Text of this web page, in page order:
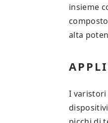
insieme
alta
I varistori